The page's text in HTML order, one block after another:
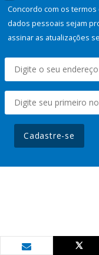
Concordo com os
dados pessoais sejam
assinar as atualizações
Cadastre-se